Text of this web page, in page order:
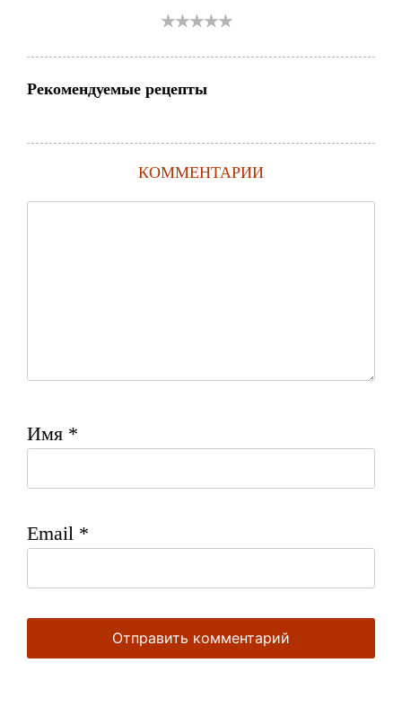
Рекомендуемые рецепты
КОММЕНТАРИИ
Имя *
Email *